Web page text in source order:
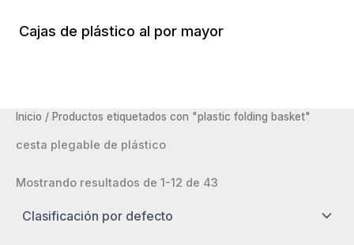
contenido
Cajas de plástico al por mayor
Inicio / Productos etiquetados con "plastic folding basket"
cesta plegable de plástico
Mostrando resultados de 1-12 de 43